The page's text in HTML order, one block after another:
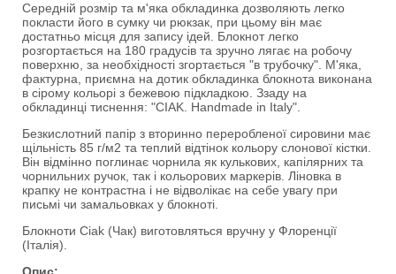
Середній розмір та м'яка обкладинка дозволяють легко
покласти його в сумку чи рюкзак, при цьому він має
достатньо місця для запису ідей. Блокнот легко
розгортається на 180 градусів та зручно лягає на робочу
поверхню, за необхідності згортається "в трубочку". М'яка,
фактурна, приємна на дотик обкладинка блокнота виконана
в сірому кольорі з бежевою підкладкою. Ззаду на
обкладинці тиснення: "CIAK. Handmade in Italy".
Безкислотний папір з вторинно переробленої сировини має
щільність 85 г/м2 та теплий відтінок кольору слонової кістки.
Він відмінно поглинає чорнила як кулькових, капілярних та
чорнильних ручок, так і кольорових маркерів. Ліновка в
крапку не контрастна і не відволікає на себе увагу при
письмі чи замальовках у блокноті.
Блокноти Ciak (Чак) виготовляться вручну у Флоренції
(Італія).